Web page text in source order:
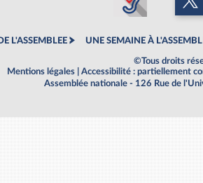
L'ASSEMBLEE UNE SEMAINE À
©Tous droits
Mentions légales
Accessibilité : partiellement
Assemblée nationale - 126 Rue de